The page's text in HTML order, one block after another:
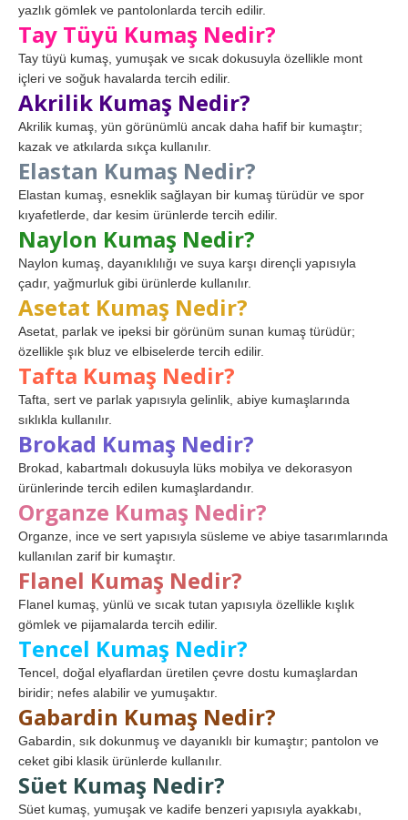
yazlık gömlek ve pantolonlarda tercih edilir.
Tay Tüyü Kumaş Nedir?
Tay tüyü kumaş, yumuşak ve sıcak dokusuyla özellikle mont
içleri ve soğuk havalarda tercih edilir.
Akrilik Kumaş Nedir?
Akrilik kumaş, yün görünümlü ancak daha hafif bir kumaştır;
kazak ve atkılarda sıkça kullanılır.
Elastan Kumaş Nedir?
Elastan kumaş, esneklik sağlayan bir kumaş türüdür ve spor
kıyafetlerde, dar kesim ürünlerde tercih edilir.
Naylon Kumaş Nedir?
Naylon kumaş, dayanıklılığı ve suya karşı dirençli yapısıyla
çadır, yağmurluk gibi ürünlerde kullanılır.
Asetat Kumaş Nedir?
Asetat, parlak ve ipeksi bir görünüm sunan kumaş türüdür;
özellikle şık bluz ve elbiselerde tercih edilir.
Tafta Kumaş Nedir?
Tafta, sert ve parlak yapısıyla gelinlik, abiye kumaşlarında
sıklıkla kullanılır.
Brokad Kumaş Nedir?
Brokad, kabartmalı dokusuyla lüks mobilya ve dekorasyon
ürünlerinde tercih edilen kumaşlardandır.
Organze Kumaş Nedir?
Organze, ince ve sert yapısıyla süsleme ve abiye tasarımlarında
kullanılan zarif bir kumaştır.
Flanel Kumaş Nedir?
Flanel kumaş, yünlü ve sıcak tutan yapısıyla özellikle kışlık
gömlek ve pijamalarda tercih edilir.
Tencel Kumaş Nedir?
Tencel, doğal elyaflardan üretilen çevre dostu kumaşlardan
biridir; nefes alabilir ve yumuşaktır.
Gabardin Kumaş Nedir?
Gabardin, sık dokunmuş ve dayanıklı bir kumaştır; pantolon ve
ceket gibi klasik ürünlerde kullanılır.
Süet Kumaş Nedir?
Süet kumaş, yumuşak ve kadife benzeri yapısıyla ayakkabı,